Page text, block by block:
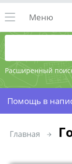
Расширенный
Меню
Помощь в
Главная